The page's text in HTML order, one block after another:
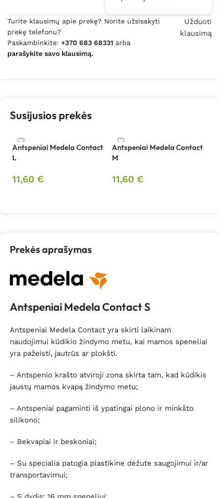
Turite klausimų apie prekę? Norite užsisakyti
prekę telefonu?
Paskambinkite: +370 683 68331 arba
parašykite savo klausimą.
Užduoti
klausimą
Susijusios prekės
Antspeniai Medela Contact
L
11,60 €
Antspeniai Medela Contact
M
11,60 €
Prekės aprašymas
Antspeniai Medela Contact S
Antspeniai Medela Contact yra skirti laikinam
naudojimui kūdikio žindymo metu, kai mamos speneliai
yra pažeisti, jautrūs ar plokšti.
– Antspenio krašto atviroji zona skirta tam, kad kūdikis
jaustų mamos kvapą žindymo metu;
– Antspeniai pagaminti iš ypatingai plono ir minkšto
silikono;
– Bekvapiai ir beskoniai;
– Su specialia patogia plastikine dėžute saugojimui ir/ar
transportavimui;